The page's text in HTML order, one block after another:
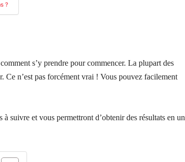
?
s’y prendre pour commencer. La plupart des
Ce n’est pas forcément vrai ! Vous pouvez facilement
suivre et vous permettront d’obtenir des résultats en un